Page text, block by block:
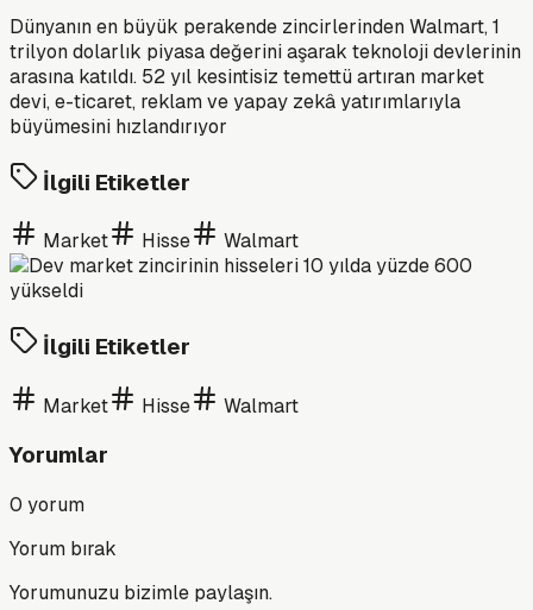
Dünyanın en büyük perakende zincirlerinden Walmart, 1
trilyon dolarlık piyasa değerini aşarak teknoloji devlerinin
arasına katıldı. 52 yıl kesintisiz temettü artıran market
devi, e-ticaret, reklam ve yapay zekâ yatırımlarıyla
büyümesini hızlandırıyor
İlgili Etiketler
Market Hisse Walmart
İlgili Etiketler
Market Hisse Walmart
Yorumlar
0 yorum
Yorum bırak
Yorumunuzu bizimle paylaşın.